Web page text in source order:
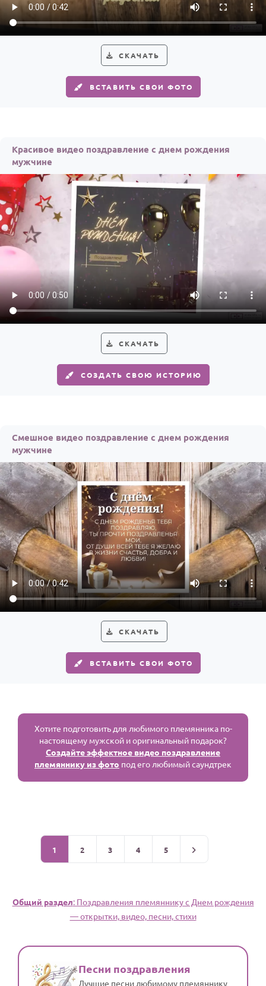
СКАЧАТЬ
ВСТАВИТЬ СВОИ ФОТО
Красивое видео поздравление с днем рождения
мужчине
СКАЧАТЬ
СОЗДАТЬ СВОЮ ИСТОРИЮ
Смешное видео поздравление с днем рождения
мужчине
СКАЧАТЬ
ВСТАВИТЬ СВОИ ФОТО
Хотите подготовить для любимого племянника по-
настоящему мужской и оригинальный подарок?
Создайте эффектное видео поздравление
племяннику из фото под его любимый саундтрек
1 2 3 4 5
Общий раздел: Поздравления племяннику с Днем рождения
— открытки, видео, песни, стихи
Песни поздравления
Лучшие песни любимому племяннику